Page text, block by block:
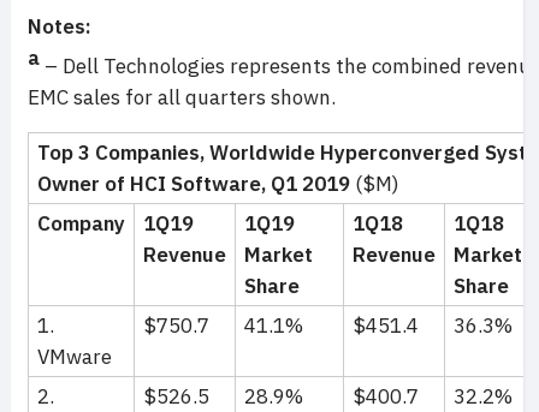
Notes:
a – Dell Technologies represents the combined
EMC sales for all quarters shown.
Top 3 Companies, Worldwide Hyperconverged
Owner of HCI Software, Q1 2019 ($M)
Company
1Q19
Revenue
1Q19
Market
Share
1Q18
Revenue
1Q18
Market
Share
1.
VMware
$750.7 41.1% $451.4 36.3%
2.
$526.5 28.9% $400.7 32.2%